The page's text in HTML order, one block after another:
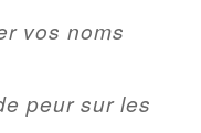
vos noms
peur sur les